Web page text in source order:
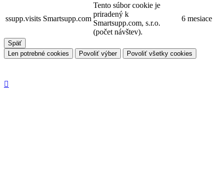
ssupp.visits Smartsupp.com
Tento súbor cookie je
priradený k
Smartsupp.com, s.r.o.
(počet návštev).
6 mesiace
Späť
Len potrebné cookies
Povoliť výber Povoliť všetky cookies
